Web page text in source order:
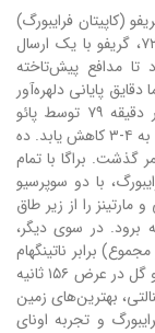
(کاپیتان فرایبورگ)
یک بار تیر دروازه براگا را به لرزه درآورد. در دقیقه ۷۲، گریفو با یک ارسال
تا مدافع پیش‌تاخته
با ضربه سر، تیر خلاص را شلیک کند. ۳-۰. اما دقایق پایانی دلهره‌آور
بود. براگا که چیزی برای از دست دادن نداشت، در دقیقه ۷۹ توسط پائو
ویکتور یکی از گل‌ها را جبران کرد تا اختلاف در مجموع به ۴-۳ کاهش یابد. ده
گذشت. براگا با تمام
آتوبولو، سنگربان ۲۲ ساله فرایبورگ، با دو سوپرسیو
گوربی و مارتینز را از زیر طاق
برود. در سوی دیگر،
اونای امری با پیروزی قاطع ۴-۰ (۴-۱ در مجموع) برابر ناتینگهام
فارست به فینال رسید. جان مک‌گین کاپیتان ویلا با دو گل در عرض ۱۵۶ ثانیه
پنالتی، بهترین‌های زمین
رویای فرایبورگ و تجربه اونای